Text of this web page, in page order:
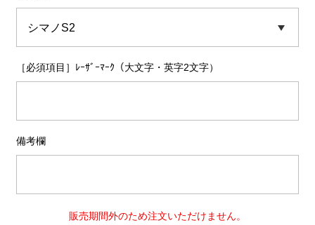
［必須項目］ﾚｰｻﾞｰﾏｰｸ（大文字・英字2文字）
備考欄
販売期間外のため注文いただけません。